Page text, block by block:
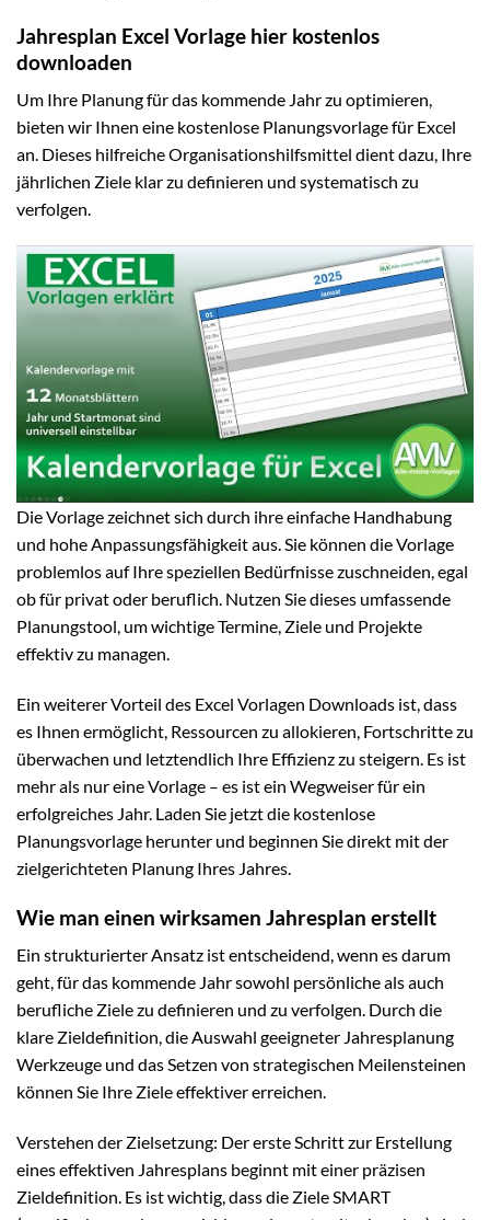
Jahresplan Excel Vorlage hier kostenlos
downloaden
Um Ihre Planung für das kommende Jahr zu optimieren,
bieten wir Ihnen eine kostenlose Planungsvorlage für Excel
an. Dieses hilfreiche Organisationshilfsmittel dient dazu, Ihre
jährlichen Ziele klar zu definieren und systematisch zu
verfolgen.
Die Vorlage zeichnet sich durch ihre einfache Handhabung
und hohe Anpassungsfähigkeit aus. Sie können die Vorlage
problemlos auf Ihre speziellen Bedürfnisse zuschneiden, egal
ob für privat oder beruflich. Nutzen Sie dieses umfassende
Planungstool, um wichtige Termine, Ziele und Projekte
effektiv zu managen.
Ein weiterer Vorteil des Excel Vorlagen Downloads ist, dass
es Ihnen ermöglicht, Ressourcen zu allokieren, Fortschritte zu
überwachen und letztendlich Ihre Effizienz zu steigern. Es ist
mehr als nur eine Vorlage – es ist ein Wegweiser für ein
erfolgreiches Jahr. Laden Sie jetzt die kostenlose
Planungsvorlage herunter und beginnen Sie direkt mit der
zielgerichteten Planung Ihres Jahres.
Wie man einen wirksamen Jahresplan erstellt
Ein strukturierter Ansatz ist entscheidend, wenn es darum
geht, für das kommende Jahr sowohl persönliche als auch
berufliche Ziele zu definieren und zu verfolgen. Durch die
klare Zieldefinition, die Auswahl geeigneter Jahresplanung
Werkzeuge und das Setzen von strategischen Meilensteinen
können Sie Ihre Ziele effektiver erreichen.
Verstehen der Zielsetzung: Der erste Schritt zur Erstellung
eines effektiven Jahresplans beginnt mit einer präzisen
Zieldefinition. Es ist wichtig, dass die Ziele SMART